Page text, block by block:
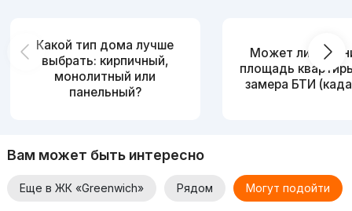
Какой тип дома лучше
выбрать: кирпичный,
монолитный или
панельный?
Может ли
площадь
замера БТИ
Вам может быть интересно
Еще в ЖК «Greenwich» Рядом Могут подойти